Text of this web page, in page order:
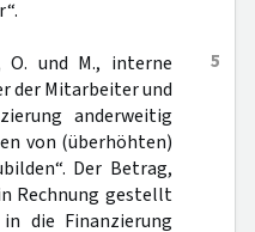
5
O. und M., interne
der Mitarbeiter und
anderweitig
von (überhöhten)
Der Betrag,
Rechnung gestellt
die Finanzierung